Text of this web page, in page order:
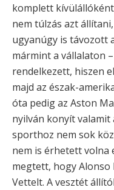
komplett
nem túlzás azt
ugyanúgy is távozott
mármint a vállalaton
rendelkezett, hiszen
majd az észak-
óta pedig az Aston
nyilván konyít
sporthoz nem sok
nem is érhetett volna
megtett, hogy
Vettelt. A vesztét